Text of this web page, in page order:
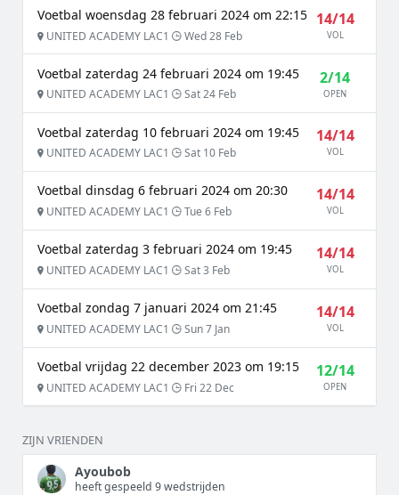
Voetbal woensdag 28 februari 2024 om 22:15
UNITED ACADEMY LAC1 Wed 28 Feb
14/14
VOL
Voetbal zaterdag 24 februari 2024 om 19:45
UNITED ACADEMY LAC1 Sat 24 Feb
2/14
OPEN
Voetbal zaterdag 10 februari 2024 om 19:45
UNITED ACADEMY LAC1 Sat 10 Feb
14/14
VOL
Voetbal dinsdag 6 februari 2024 om 20:30
UNITED ACADEMY LAC1 Tue 6 Feb
14/14
VOL
Voetbal zaterdag 3 februari 2024 om 19:45
UNITED ACADEMY LAC1 Sat 3 Feb
14/14
VOL
Voetbal zondag 7 januari 2024 om 21:45
UNITED ACADEMY LAC1 Sun 7 Jan
14/14
VOL
Voetbal vrijdag 22 december 2023 om 19:15
UNITED ACADEMY LAC1 Fri 22 Dec
12/14
OPEN
ZIJN VRIENDEN
Ayoubob
heeft gespeeld 9 wedstrijden